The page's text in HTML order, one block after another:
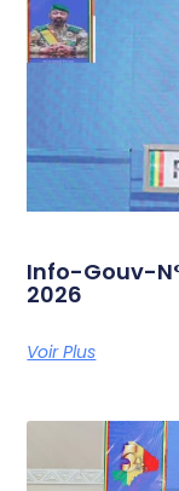
Info-Gouv-
2026
Voir Plus